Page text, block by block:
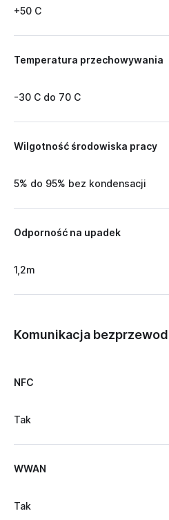
+50 C
Temperatura przechowywania
-30 C do 70 C
Wilgotność środowiska pracy
5% do 95% bez kondensacji
Odporność na upadek
1,2m
Komunikacja
NFC
Tak
WWAN
Tak